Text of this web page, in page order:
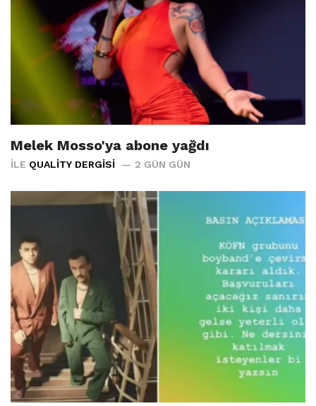
Melek Mosso'ya abone yağdı
İLE QUALITY DERGISI 2 GÜN GÜN